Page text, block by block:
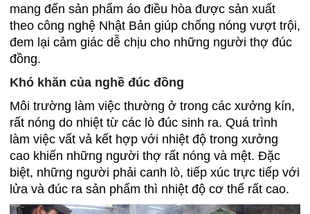
mang đến sản phẩm áo điều hòa được sản xuất
theo công nghệ Nhật Bản giúp chống nóng vượt trội,
đem lại cảm giác dễ chịu cho những người thợ đúc
đồng.
Khó khăn của nghề đúc đồng
Môi trường làm việc thường ở trong các xưởng kín,
rất nóng do nhiệt từ các lò đúc sinh ra. Quá trình
làm việc vất vả kết hợp với nhiệt độ trong xưởng
cao khiến những người thợ rất nóng và mệt. Đặc
biệt, những người phải canh lò, tiếp xúc trực tiếp với
lửa và đúc ra sản phẩm thì nhiệt độ cơ thể rất cao.